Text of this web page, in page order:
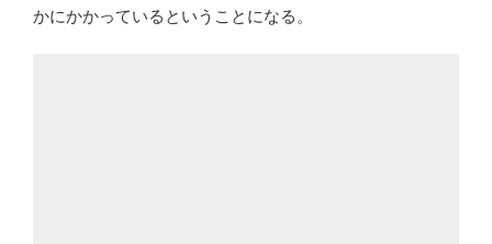
かにかかっているということになる。